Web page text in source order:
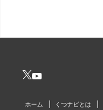
ホーム くつナビとは